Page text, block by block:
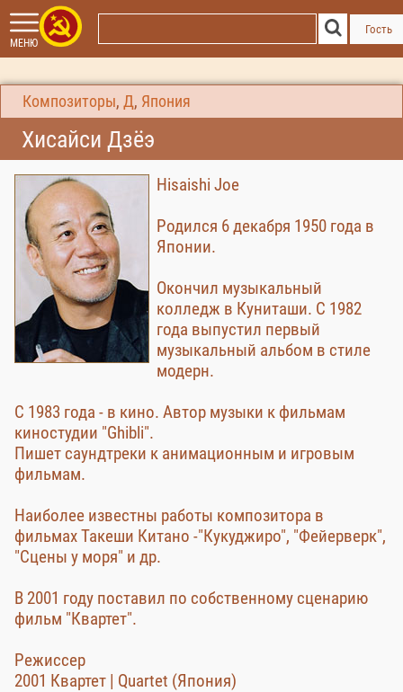
МЕНЮ
Гость
Композиторы, Д, Япония
Хисайси Дзёэ
Hisaishi Joe
Родился 6 декабря 1950 года в
Японии.
Окончил музыкальный
колледж в Куниташи. С 1982
года выпустил первый
музыкальный альбом в стиле
модерн.
С 1983 года - в кино. Автор музыки к фильмам
киностудии "Ghibli".
Пишет саундтреки к анимационным и игровым
фильмам.
Наиболее известны работы композитора в
фильмах Такеши Китано -"Кукуджиро", "Фейерверк",
"Сцены у моря" и др.
В 2001 году поставил по собственному сценарию
фильм "Квартет".
Режиссер
2001 Квартет | Quartet (Япония)